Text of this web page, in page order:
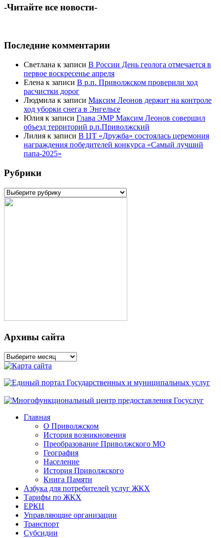
-Читайте все новости-
Последние комментарии
Светлана к записи В России День геолога отмечается в
первое воскресенье апреля
Елена к записи В р.п. Приволжском проверили ход
расчистки дорог
Людмила к записи Максим Леонов держит на контроле
ход уборки снега в Энгельсе
Юлия к записи Глава ЭМР Максим Леонов совершил
объезд территорий р.п.Приволжский
Лилия к записи В ЦТ «Дружба» состоялась церемония
награждения победителей конкурса «Самый лучший
папа-2025»
Рубрики
Рубрики
Архивы сайта
Архивы
сайта
Главная
О Приволжском
История возникновения
Преобразование Приволжского МО
География
Население
История Приволжского
Книга Памяти
Азбука для потребителей услуг ЖКХ
Тарифы по ЖКХ
ЕРКЦ
Управляющие организации
Транспорт
Субсидии